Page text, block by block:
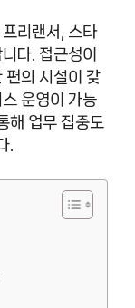
리랜서, 스타
다. 접근성이
편의 시설이 갖
운영이 가능
해 업무 집중도
.